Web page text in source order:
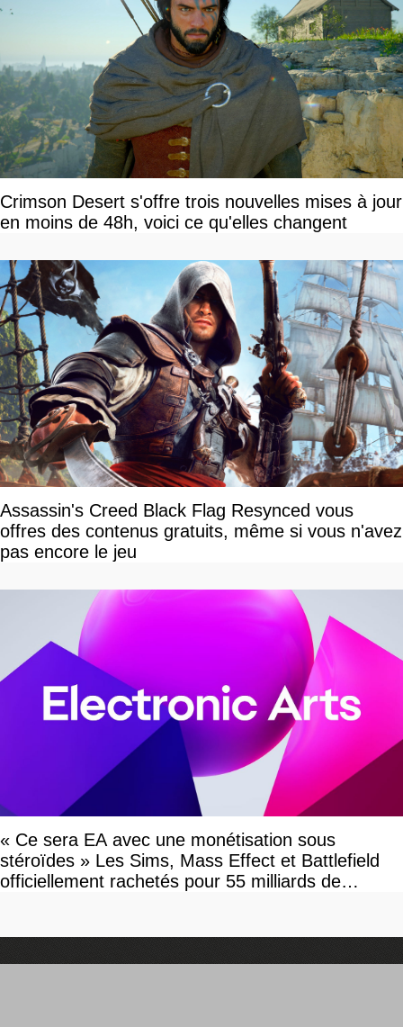
Crimson Desert s'offre trois nouvelles mises à jour
en moins de 48h, voici ce qu'elles changent
Assassin's Creed Black Flag Resynced vous
offres des contenus gratuits, même si vous n'avez
pas encore le jeu
« Ce sera EA avec une monétisation sous
stéroïdes » Les Sims, Mass Effect et Battlefield
officiellement rachetés pour 55 milliards de